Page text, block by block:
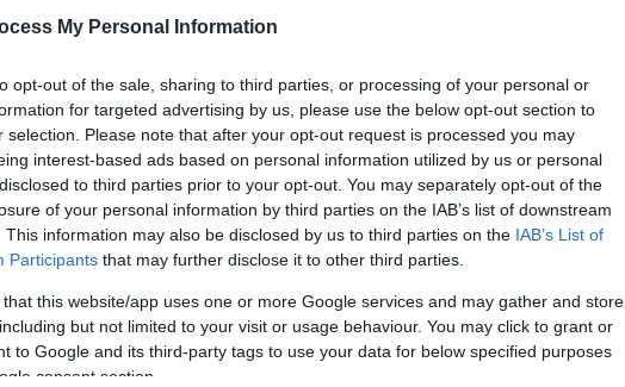
My Personal Information
opt-out of the sale, sharing to third parties, or processing of your personal or
for targeted advertising by us, please use the below opt-out section to
selection. Please note that after your opt-out request is processed you may
interest-based ads based on personal information utilized by us or personal
to third parties prior to your opt-out. You may separately opt-out of the
of your personal information by third parties on the IAB’s list of downstream
This information may also be disclosed by us to third parties on the IAB’s List of
Participants that may further disclose it to other third parties.
that this website/app uses one or more Google services and may gather and store
but not limited to your visit or usage behaviour. You may click to grant or
to Google and its third-party tags to use your data for below specified purposes
consent section.
το ΕΘΝΟΣ στη Google
παιδιού σε ιδιωτικό
αφού, όπως έγινε γνωστό το απόγευμα της
του ιδιοκτήτητου σταθμού.